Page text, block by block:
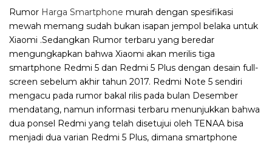
Rumor Harga Smartphone murah dengan spesifikasi
mewah memang sudah bukan isapan jempol belaka untuk
Xiaomi .Sedangkan Rumor terbaru yang beredar
mengungkapkan bahwa Xiaomi akan merilis tiga
smartphone Redmi 5 dan Redmi 5 Plus dengan desain full-
screen sebelum akhir tahun 2017. Redmi Note 5 sendiri
mengacu pada rumor bakal rilis pada bulan Desember
mendatang, namun informasi terbaru menunjukkan bahwa
dua ponsel Redmi yang telah disetujui oleh TENAA bisa
menjadi dua varian Redmi 5 Plus, dimana smartphone